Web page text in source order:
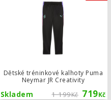
Dětské tréninkové kalhoty Puma
Neymar JR Creativity
1 199Kč 719Kč
Skladem